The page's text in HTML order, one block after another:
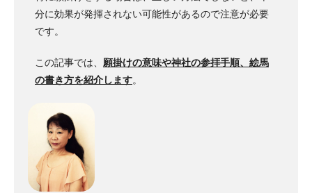
分に効果が発揮されない可能性があるので注意が必要
です。
この記事では、 願掛けの意味や神社の参拝手順、絵馬
の書き方を紹介します。